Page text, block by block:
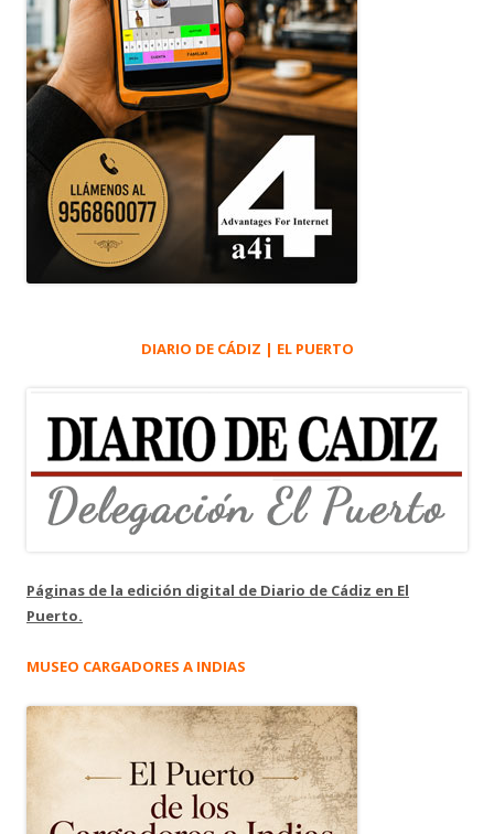
DIARIO DE CÁDIZ | EL PUERTO
Páginas de la edición digital de Diario de Cádiz en El
Puerto.
MUSEO CARGADORES A INDIAS